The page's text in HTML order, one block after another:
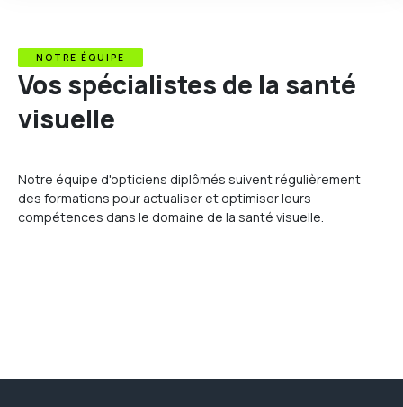
NOTRE ÉQUIPE
Vos spécialistes de la santé
visuelle
Notre équipe d'opticiens diplômés suivent régulièrement
des formations pour actualiser et optimiser leurs
compétences dans le domaine de la santé visuelle.